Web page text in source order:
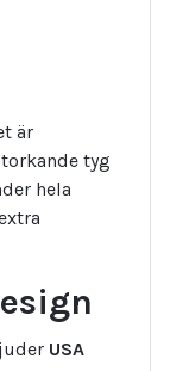
är
tyg
hela
USA